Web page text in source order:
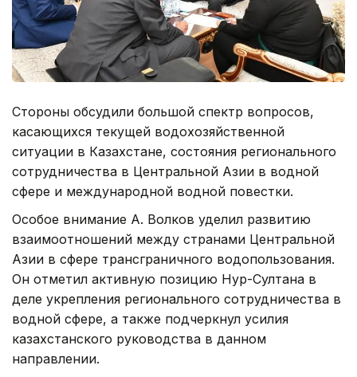
Стороны обсудили большой спектр вопросов,
касающихся текущей водохозяйственной
ситуации в Казахстане, состояния регионального
сотрудничества в Центральной Азии в водной
сфере и международной водной повестки.
Особое внимание А. Волков уделил развитию
взаимоотношений между странами Центральной
Азии в сфере трансграничного водопользования.
Он отметил активную позицию Нур-Султана в
деле укрепления регионального сотрудничества в
водной сфере, а также подчеркнул усилия
казахстанского руководства в данном
направлении.